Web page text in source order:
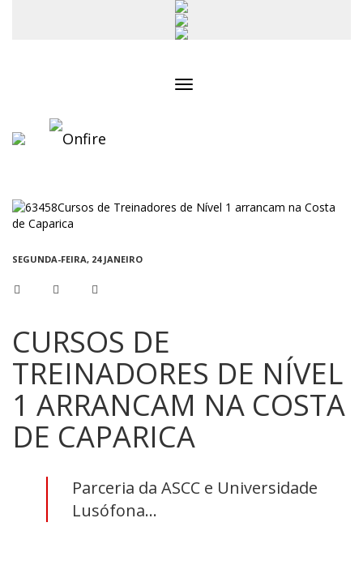
SEGUNDA-FEIRA, 24 JANEIRO
CURSOS DE
TREINADORES DE NÍVEL
1 ARRANCAM NA COSTA
DE CAPARICA
Parceria da ASCC e Universidade
Lusófona...